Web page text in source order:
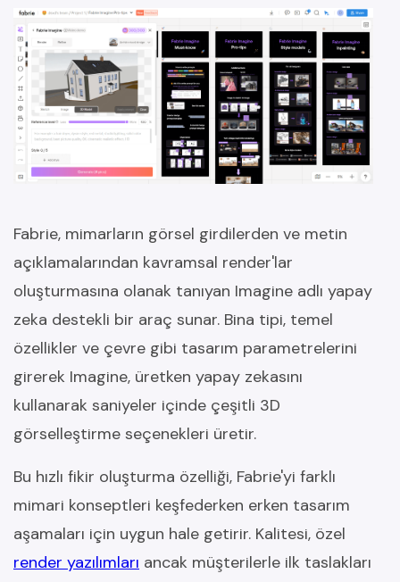
Fabrie, mimarların görsel girdilerden ve metin
açıklamalarından kavramsal render'lar
oluşturmasına olanak tanıyan Imagine adlı yapay
zeka destekli bir araç sunar. Bina tipi, temel
özellikler ve çevre gibi tasarım parametrelerini
girerek Imagine, üretken yapay zekasını
kullanarak saniyeler içinde çeşitli 3D
görselleştirme seçenekleri üretir.
Bu hızlı fikir oluşturma özelliği, Fabrie'yi farklı
mimari konseptleri keşfederken erken tasarım
aşamaları için uygun hale getirir. Kalitesi, özel
render yazılımları ancak müşterilerle ilk taslakları